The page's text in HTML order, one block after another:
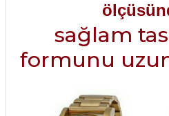
sağlam
formunu